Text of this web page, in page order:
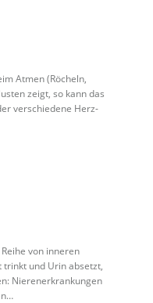
Atmen (Röcheln,
zeigt, so kann das
verschiedene Herz-
von inneren
trinkt und Urin absetzt,
Nierenerkrankungen